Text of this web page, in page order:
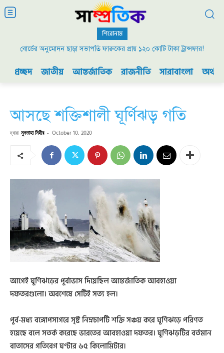
শিরোনাম
বোর্ডের অনুমোদন ছাড়া সভাপতি ফারুকের প্রায় ১২০ কোটি টাকা ট্রান্সফার!
প্রচ্ছদ জাতীয় আন্তর্জাতিক রাজনীতি সারাবাংলা
আসছে শক্তিশালী ঘূর্ণিঝড় গতি
দ্বারা মুনতাহা মিহীর - October 10, 2020
আগেই ঘূর্ণিঝড়ের পূর্বাভাস দিয়েছিল আন্তর্জাতিক আবহাওয়া
দফতরগুলো। অবশেষে সেটিই সত্য হল।
পূর্ব-মধ্য বঙ্গোপসাগরে সৃষ্ট নিম্নচাপটি শক্তি সঞ্চয় করে ঘূর্ণিঝড়ে পরিণত
হয়েছে বলে সতর্ক করেছে ভারতের আবহাওয়া দফতর। ঘূর্ণিঝড়টির বর্তমান
বাতাসের গতিবেগ ঘণ্টার ৬৫ কিলোমিটার।